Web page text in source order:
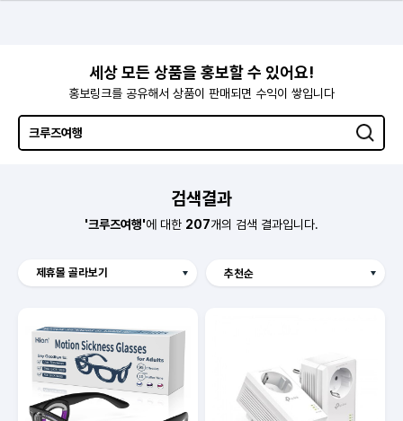
세상 모든 상품을 홍보할 수 있어요!
홍보링크를 공유해서 상품이 판매되면 수익이 쌓입니다
검색결과
'크루즈여행'에 대한 207개의 검색 결과입니다.
제휴몰 골라보기
쿠팡 알리익스프레스
GS SHOP CJ온스타일